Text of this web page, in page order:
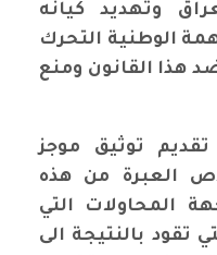
وتهديد كيانه
الوطنية التحرك
هذا القانون ومنع
توثيق موجز
العبرة من هذه
المحاولات التي
تقود بالنتيجة الى